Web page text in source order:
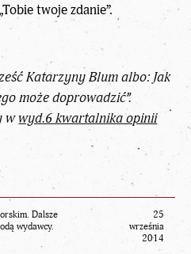
twoje zdanie”.
Katarzyny Blum albo: Jak
może doprowadzić”.
wwyd.6 kwartalnika opinii
Dalsze
wydawcy.
25
września
2014